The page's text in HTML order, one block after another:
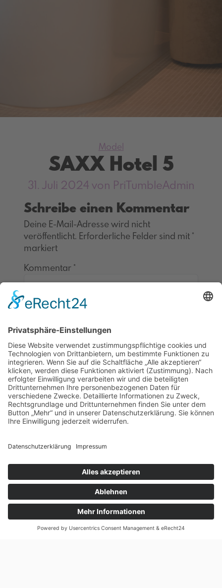
Kategorien
Model
SAXX Hotel 5
31. Juli 2024 von PriTumbleAdmin
Schreibe einen Kommentar
Deine E-Mail-Adresse wird nicht
veröffentlicht. Erforderliche Felder sind mit *
markiert
Kommentar *
Name
E-Mail-Adresse
Website
Name, E-Mail-Adresse und Website in
diesem Browser für meinen nächsten
Kommentar speichern.
Impressum
Datenschutz
Facebook
Instagram
Moderatorenwerk
🎬 Vorstellung ansehen